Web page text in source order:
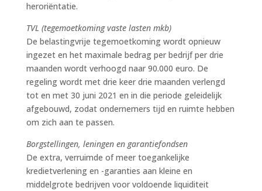
heroriëntatie.
TVL (tegemoetkoming vaste lasten mkb)
De belastingvrije tegemoetkoming wordt opnieuw
ingezet en het maximale bedrag per bedrijf per drie
maanden wordt verhoogd naar 90.000 euro. De
regeling wordt met drie keer drie maanden verlengd
tot en met 30 juni 2021 en in die periode geleidelijk
afgebouwd, zodat ondernemers tijd en ruimte hebben
om zich aan te passen.
Borgstellingen, leningen en garantiefondsen
De extra, verruimde of meer toegankelijke
kredietverlening en -garanties aan kleine en
middelgrote bedrijven voor voldoende liquiditeit